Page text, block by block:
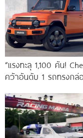
“แรงทะลุ 1,100 คัน!
คว้าอันดับ 1 รถทรงกล่
ทะยานติด Top